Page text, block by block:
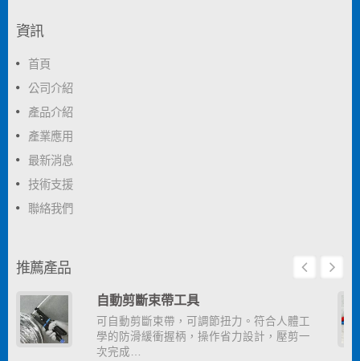
資訊
首頁
公司介紹
產品介紹
產業應用
最新消息
技術支援
聯絡我們
推薦產品
自動剪斷束帶工具
可自動剪斷束帶，可調節扭力。符合人體工
學的防滑緩衝握柄，操作省力設計，壓剪一
次完成…